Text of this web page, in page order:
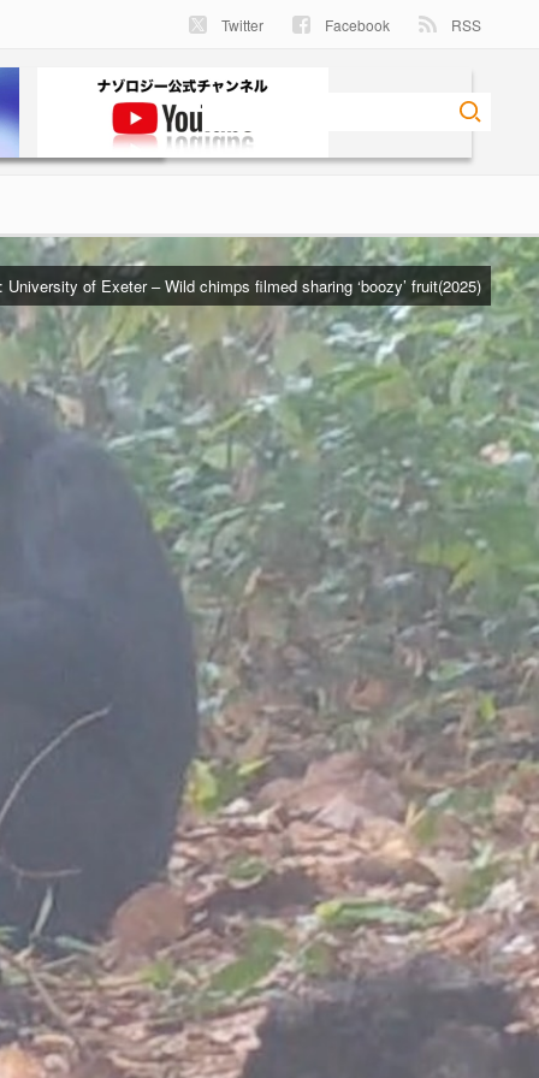
Twitter Facebook RSS
University of Exeter – Wild chimps filmed sharing ‘boozy’ fruit(2025)